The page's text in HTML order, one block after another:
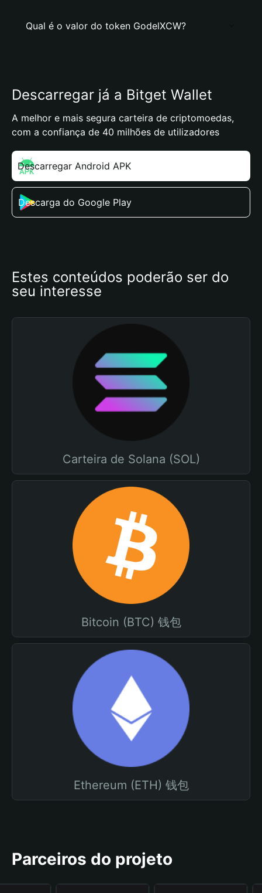
Qual é o valor do token GodelXCW?
Descarregar já a Bitget Wallet
A melhor e mais segura carteira de criptomoedas,
com a confiança de 40 milhões de utilizadores
Descarregar Android APK
Descarga do Google Play
Estes conteúdos poderão ser do
seu interesse
Carteira de Solana (SOL)
Bitcoin (BTC) 钱包
Ethereum (ETH) 钱包
Parceiros do projeto